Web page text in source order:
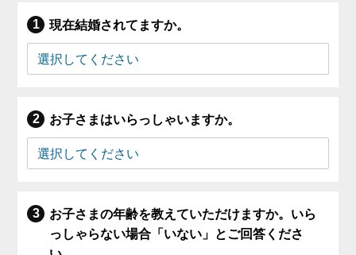
現在結婚されてますか。
お子さまはいらっしゃいますか。
お子さまの年齢を教えていただけますか。いら
っしゃらない場合「いない」とご回答くださ